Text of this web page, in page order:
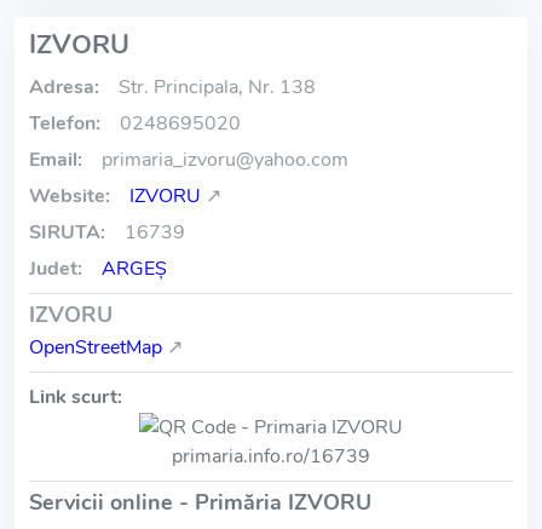
IZVORU
Adresa:
Str. Principala, Nr. 138
Telefon:
0248695020
Email:
primaria_izvoru@yahoo.com
Website:
IZVORU ↗
SIRUTA:
16739
Judet:
ARGEŞ
IZVORU
OpenStreetMap ↗
Link scurt:
primaria.info.ro/16739
Servicii online - Primăria IZVORU